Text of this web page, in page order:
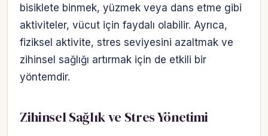
bisiklete binmek, yüzmek veya dans etme gibi
aktiviteler, vücut için faydalı olabilir. Ayrıca,
fiziksel aktivite, stres seviyesini azaltmak ve
zihinsel sağlığı artırmak için de etkili bir
yöntemdir.
Zihinsel Sağlık ve Stres Yönetimi